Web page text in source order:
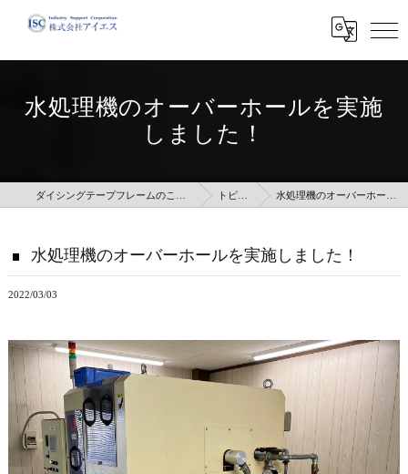
水処理機のオーバーホールを実施
しました！
トピックス 水処理機のオーバーホールを実施しました！
水処理機のオーバーホールを実施しました！
2022/03/03